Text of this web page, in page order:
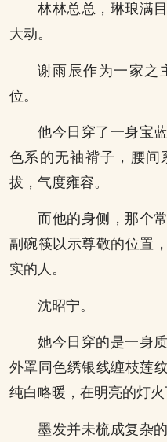
林林总总，琳琅满
大动。
谢雨辰作为一家之
位。
他今日穿了一身宝
色系的无袖褙子，腰间
拔，气度雍容。
而他的身侧，那个
副碗筷以示尊敬的位置
实的人。
沈昭宁。
她今日穿的是一身
外罩同色绣银线缠枝莲
纯白略暖，在明亮的灯火
墨发并未梳成复杂